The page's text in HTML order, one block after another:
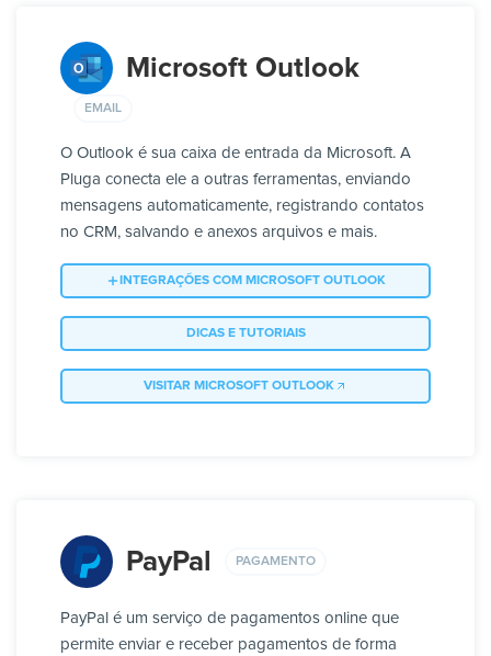
Microsoft Outlook
EMAIL
O Outlook é sua caixa de entrada da Microsoft. A
Pluga conecta ele a outras ferramentas, enviando
mensagens automaticamente, registrando contatos
no CRM, salvando e anexos arquivos e mais.
INTEGRAÇÕES COM MICROSOFT OUTLOOK
DICAS E TUTORIAIS
VISITAR MICROSOFT OUTLOOK
PayPal PAGAMENTO
PayPal é um serviço de pagamentos online que
permite enviar e receber pagamentos de forma